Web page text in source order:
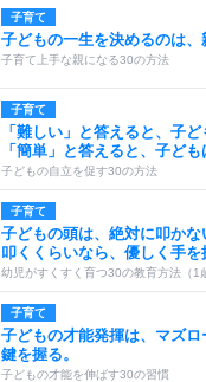
子育て
子どもの一生を決めるのは、
子育て上手な親になる30の方法
子育て
「難しい」と答えると、子ど
「簡単」と答えると、子ども
子どもの自立を促す30の方法
子育て
子どもの頭は、絶対に叩かな
叩くくらいなら、優しく手を
幼児がすくすく育つ30の教育方法（1
子育て
子どもの才能発揮は、マズ
鍵を握る。
子どもの才能を伸ばす30の習慣